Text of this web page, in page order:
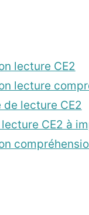
lecture CE2
lecture
de lecture CE2
CE2 à